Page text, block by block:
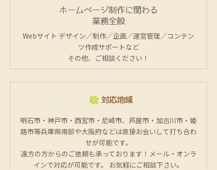
ホームページ制作に関わる
業務全般
Webサイト デザイン／制作／企画／運営管理／コンテン
ツ作成サポートなど
その他、ご相談ください！
対応地域
明石市・神戸市・西宮市・尼崎市、芦屋市・加古川市・姫
路市等兵庫県南部や大阪府などは直接お会いして打ち合わ
せが可能です。
遠方の方からのご依頼も承っております！メール・オンラ
インで対応が可能です。 お気軽にご相談下さい。